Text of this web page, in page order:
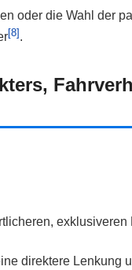
oder die Wahl der
[8].
exklusiveren
direktere Lenkung